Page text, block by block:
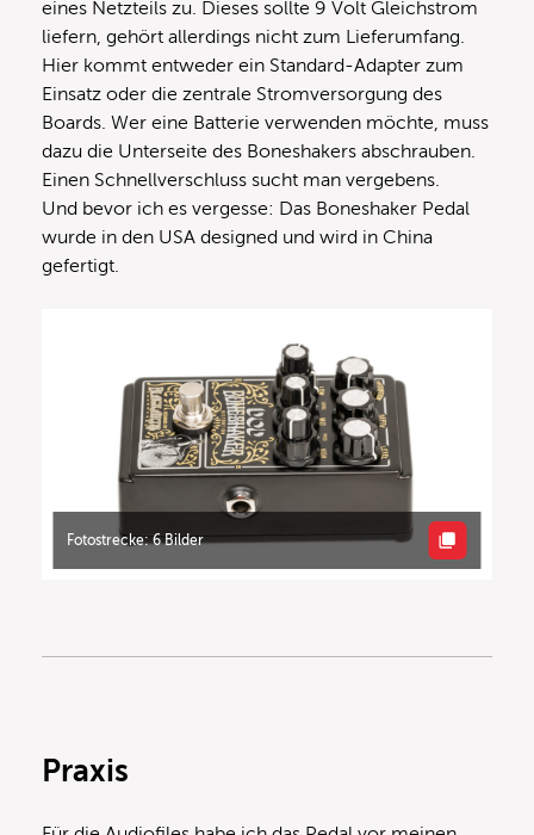
eines Netzteils zu. Dieses sollte 9 Volt Gleichstrom
liefern, gehört allerdings nicht zum Lieferumfang.
Hier kommt entweder ein Standard-Adapter zum
Einsatz oder die zentrale Stromversorgung des
Boards. Wer eine Batterie verwenden möchte, muss
dazu die Unterseite des Boneshakers abschrauben.
Einen Schnellverschluss sucht man vergebens.
Und bevor ich es vergesse: Das Boneshaker Pedal
wurde in den USA designed und wird in China
gefertigt.
Fotostrecke: 6 Bilder
Praxis